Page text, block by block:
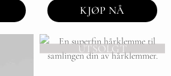
KJØP NÅ
UTSOLGT